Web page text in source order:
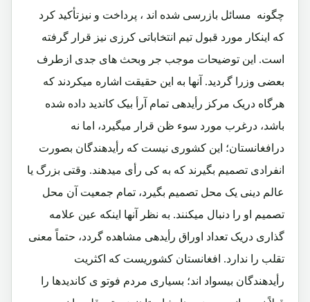
چگونه مسائل بازرسی شده اند ، پرداخت و نیزتأکید کرد
که اینکار مورد قبول تیم انتخاباتی کرزی نیز قرار گرفته
است. این توضیحات موجب جر وبحث های جدی ازطرف
بعضی وزرا گردید. آنها به این حقیقت اشاره میکردند که
هرگاه دریک مرکز رأیدهی تمام آرأ بیک کاندید داده شده
باشد، درغرب مورد سوء ظن قرار میگیرد، اما نه
درافغانستان؛ این کشوری نیست که رأیدهندگان بصورت
انفرادی تصمیم بگیرند که به کی رأی میدهند. وقتی بزرگ یا
عالم دینی یک محل تصمیم بگیرد، تمام جمعیت آن محل
تصمیم او را دنبال میکنند. به نظر آنها اینکه عین علامه
گذاری دریک تعداد اوراق رأیدهی مشاهده گردد، حتماً معنی
تقلب را ندارد. افغانستان کشوریست که اکثریت
رأیدهندگان بیسواد اند؛ بسیاری مردم فوتو ی کاندیدها را